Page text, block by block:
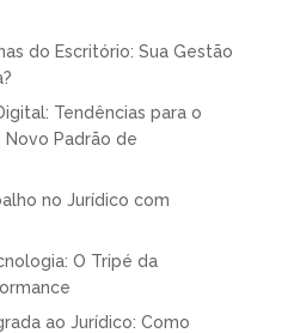
do Escritório: Sua Gestão
Tendências para o
Padrão de
no Jurídico com
O Tripé da
ao Jurídico: Como